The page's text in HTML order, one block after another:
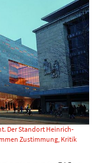
Der Standort Heinrich-
Zustimmung, Kritik